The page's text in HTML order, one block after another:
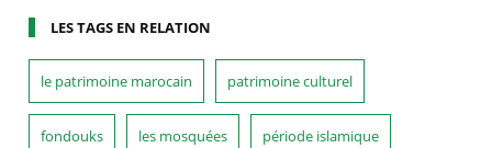
LES TAGS EN RELATION
le patrimoine marocain patrimoine culturel
fondouks les mosquées période islamique